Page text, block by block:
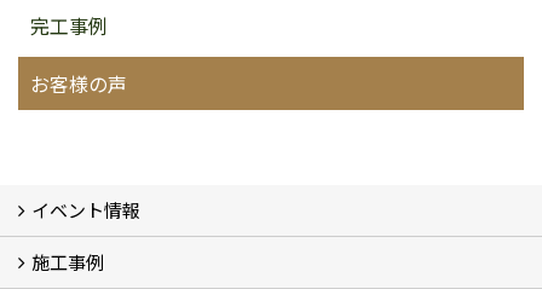
完工事例
お客様の声
イベント情報
イベント予告
イベント報告
施工事例